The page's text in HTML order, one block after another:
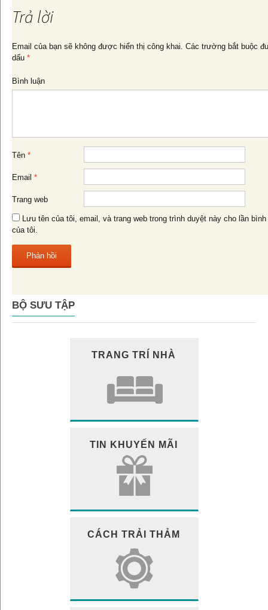
hướng
bài
viết
Trả lời
Email của bạn sẽ không được hiển thị công khai. Các trường bắt buộc
dấu *
Bình luận
Tên *
Email *
Trang web
Lưu tên của tôi, email, và trang web trong trình duyệt này cho lần
của tôi.
BỘ SƯU TẬP
TRANG TRÍ NHÀ
TIN KHUYẾN MÃI
CÁCH TRẢI THẢM